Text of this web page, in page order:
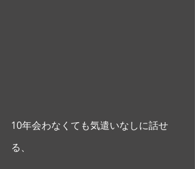
10年会わなくても気遣いなしに話せ
る、